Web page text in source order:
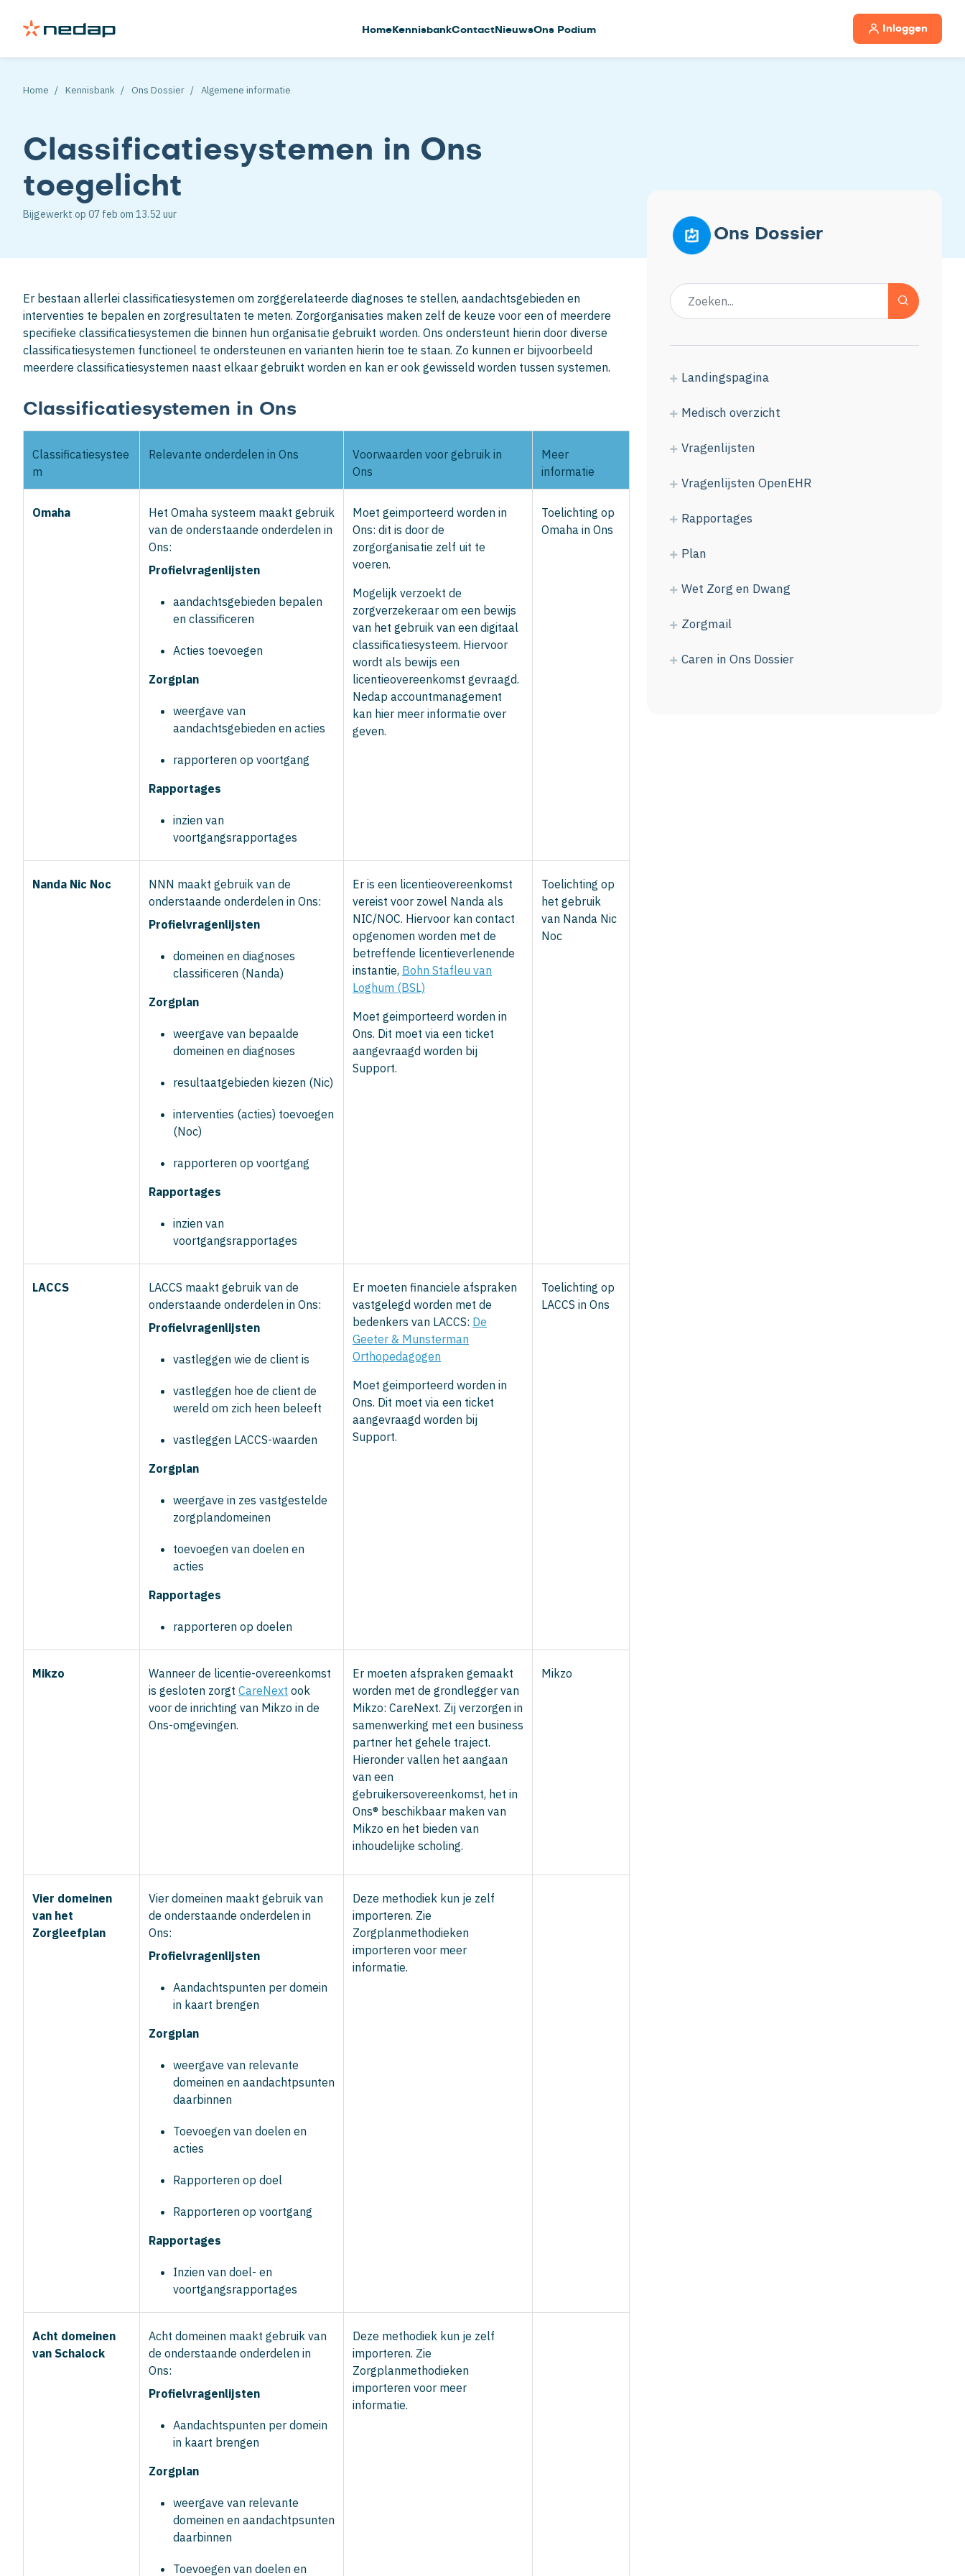
HomeKennisbankContactNieuwsOns Podium Inloggen
Home Kennisbank Ons Dossier Algemene informatie
Classificatiesystemen in Ons
toegelicht
Bijgewerkt op 07 feb om 13.52 uur
Er bestaan allerlei classificatiesystemen om zorggerelateerde diagnoses te stellen, aandachtsgebieden en
interventies te bepalen en zorgresultaten te meten. Zorgorganisaties maken zelf de keuze voor een of meerdere
specifieke classificatiesystemen die binnen hun organisatie gebruikt worden. Ons ondersteunt hierin door diverse
classificatiesystemen functioneel te ondersteunen en varianten hierin toe te staan. Zo kunnen er bijvoorbeeld
meerdere classificatiesystemen naast elkaar gebruikt worden en kan er ook gewisseld worden tussen systemen.
Classificatiesystemen in Ons
Classificatiesystee
m
Relevante onderdelen in Ons
Voorwaarden voor gebruik in
Ons
Meer
informatie
Omaha
Het Omaha systeem maakt gebruik
van de onderstaande onderdelen in
Ons:
Profielvragenlijsten
aandachtsgebieden bepalen
en classificeren
Acties toevoegen
Zorgplan
weergave van
aandachtsgebieden en acties
rapporteren op voortgang
Rapportages
inzien van
voortgangsrapportages
Moet geimporteerd worden in
Ons: dit is door de
zorgorganisatie zelf uit te
voeren.
Mogelijk verzoekt de
zorgverzekeraar om een bewijs
van het gebruik van een digitaal
classificatiesysteem. Hiervoor
wordt als bewijs een
licentieovereenkomst gevraagd.
Nedap accountmanagement
kan hier meer informatie over
geven.
Toelichting op
Omaha in Ons
Nanda Nic Noc
NNN maakt gebruik van de
onderstaande onderdelen in Ons:
Profielvragenlijsten
domeinen en diagnoses
classificeren (Nanda)
Zorgplan
weergave van bepaalde
domeinen en diagnoses
resultaatgebieden kiezen (Nic)
interventies (acties) toevoegen
(Noc)
rapporteren op voortgang
Rapportages
inzien van
voortgangsrapportages
Er is een licentieovereenkomst
vereist voor zowel Nanda als
NIC/NOC. Hiervoor kan contact
opgenomen worden met de
betreffende licentieverlenende
instantie, Bohn Stafleu van
Loghum (BSL)
Moet geimporteerd worden in
Ons. Dit moet via een ticket
aangevraagd worden bij
Support.
Toelichting op
het gebruik
van Nanda Nic
Noc
LACCS
LACCS maakt gebruik van de
onderstaande onderdelen in Ons:
Profielvragenlijsten
vastleggen wie de client is
vastleggen hoe de client de
wereld om zich heen beleeft
vastleggen LACCS-waarden
Zorgplan
weergave in zes vastgestelde
zorgplandomeinen
toevoegen van doelen en
acties
Rapportages
rapporteren op doelen
Er moeten financiele afspraken
vastgelegd worden met de
bedenkers van LACCS: De
Geeter & Munsterman
Orthopedagogen
Moet geimporteerd worden in
Ons. Dit moet via een ticket
aangevraagd worden bij
Support.
Toelichting op
LACCS in Ons
Mikzo
Wanneer de licentie-overeenkomst
is gesloten zorgt CareNext ook
voor de inrichting van Mikzo in de
Ons-omgevingen.
Er moeten afspraken gemaakt
worden met de grondlegger van
Mikzo: CareNext. Zij verzorgen in
samenwerking met een business
partner het gehele traject.
Hieronder vallen het aangaan
van een
gebruikersovereenkomst, het in
Ons® beschikbaar maken van
Mikzo en het bieden van
inhoudelijke scholing.
Mikzo
Vier domeinen
van het
Zorgleefplan
Vier domeinen maakt gebruik van
de onderstaande onderdelen in
Ons:
Profielvragenlijsten
Aandachtspunten per domein
in kaart brengen
Zorgplan
weergave van relevante
domeinen en aandachtpsunten
daarbinnen
Toevoegen van doelen en
acties
Rapporteren op doel
Rapporteren op voortgang
Rapportages
Inzien van doel- en
voortgangsrapportages
Deze methodiek kun je zelf
importeren. Zie
Zorgplanmethodieken
importeren voor meer
informatie.
Acht domeinen
van Schalock
Acht domeinen maakt gebruik van
de onderstaande onderdelen in
Ons:
Profielvragenlijsten
Aandachtspunten per domein
in kaart brengen
Zorgplan
weergave van relevante
domeinen en aandachtpsunten
daarbinnen
Toevoegen van doelen en
Deze methodiek kun je zelf
importeren. Zie
Zorgplanmethodieken
importeren voor meer
informatie.
Ons Dossier
Landingspagina
Medisch overzicht
Vragenlijsten
Vragenlijsten OpenEHR
Rapportages
Plan
Wet Zorg en Dwang
Zorgmail
Caren in Ons Dossier